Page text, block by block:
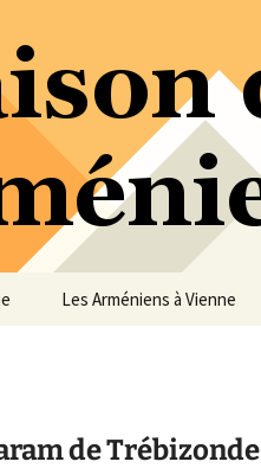
de Vienne
Les Arméniens à Vienne
de Trébizonde